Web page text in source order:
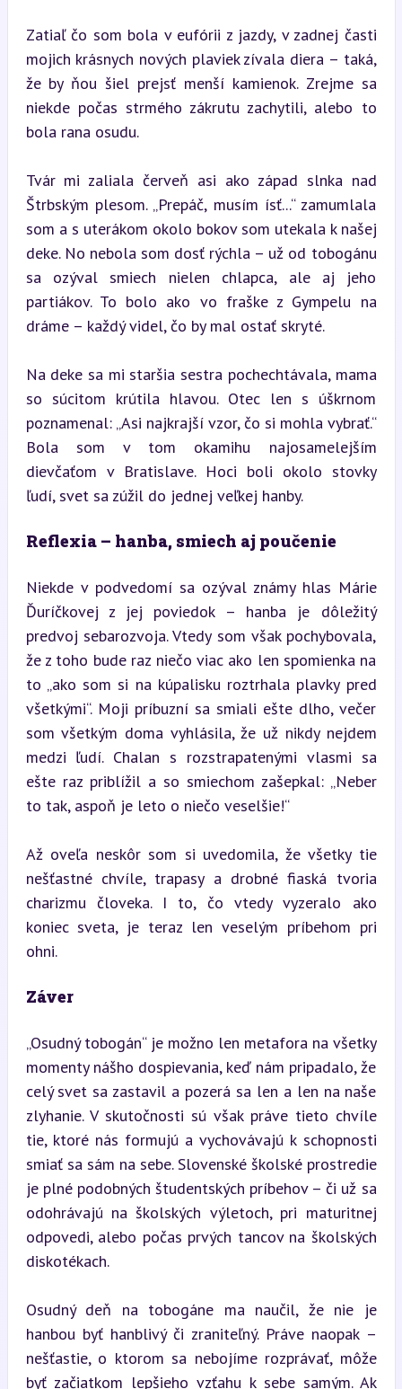
Zatiaľ čo som bola v eufórii z jazdy, v zadnej časti
mojich krásnych nových plaviek zívala diera – taká,
že by ňou šiel prejsť menší kamienok. Zrejme sa
niekde počas strmého zákrutu zachytili, alebo to
bola rana osudu.
Tvár mi zaliala červeň asi ako západ slnka nad
Štrbským plesom. „Prepáč, musím ísť...“ zamumlala
som a s uterákom okolo bokov som utekala k našej
deke. No nebola som dosť rýchla – už od tobogánu
sa ozýval smiech nielen chlapca, ale aj jeho
partiákov. To bolo ako vo fraške z Gympelu na
dráme – každý videl, čo by mal ostať skryté.
Na deke sa mi staršia sestra pochechtávala, mama
so súcitom krútila hlavou. Otec len s úškrnom
poznamenal: „Asi najkrajší vzor, čo si mohla vybrať.“
Bola som v tom okamihu najosamelejším
dievčaťom v Bratislave. Hoci boli okolo stovky
ľudí, svet sa zúžil do jednej veľkej hanby.
Reflexia – hanba, smiech aj poučenie
Niekde v podvedomí sa ozýval známy hlas Márie
Ďuríčkovej z jej poviedok – hanba je dôležitý
predvoj sebarozvoja. Vtedy som však pochybovala,
že z toho bude raz niečo viac ako len spomienka na
to „ako som si na kúpalisku roztrhala plavky pred
všetkými“. Moji príbuzní sa smiali ešte dlho, večer
som všetkým doma vyhlásila, že už nikdy nejdem
medzi ľudí. Chalan s rozstrapatenými vlasmi sa
ešte raz priblížil a so smiechom zašepkal: „Neber
to tak, aspoň je leto o niečo veselšie!“
Až oveľa neskôr som si uvedomila, že všetky tie
nešťastné chvíle, trapasy a drobné fiaská tvoria
charizmu človeka. I to, čo vtedy vyzeralo ako
koniec sveta, je teraz len veselým príbehom pri
ohni.
Záver
„Osudný tobogán“ je možno len metafora na všetky
momenty nášho dospievania, keď nám pripadalo, že
celý svet sa zastavil a pozerá sa len a len na naše
zlyhanie. V skutočnosti sú však práve tieto chvíle
tie, ktoré nás formujú a vychovávajú k schopnosti
smiať sa sám na sebe. Slovenské školské prostredie
je plné podobných študentských príbehov – či už sa
odohrávajú na školských výletoch, pri maturitnej
odpovedi, alebo počas prvých tancov na školských
diskotékach.
Osudný deň na tobogáne ma naučil, že nie je
hanbou byť hanblivý či zraniteľný. Práve naopak –
nešťastie, o ktorom sa nebojíme rozprávať, môže
byť začiatkom lepšieho vzťahu k sebe samým. Ak